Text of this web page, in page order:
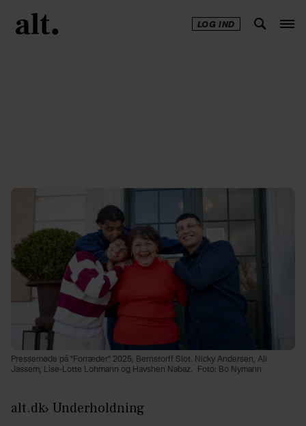
LOG IND
Pressemøde på "Forræder" 2025, Bernstorff Slot. Nicky Andersen, Ali
Jassem, Lise-Lotte Lohmann og Havshen Nabaz.
Foto: Bo Nymann
alt.dk Underholdning